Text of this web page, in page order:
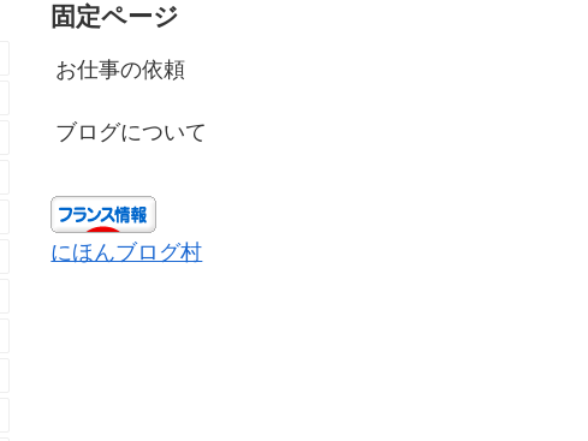
固定ページ
お仕事の依頼
ブログについて
にほんブログ村